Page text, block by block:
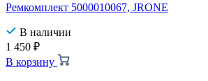
Ремкомплект 5000010067, JRONE
В наличии
1 450 ₽
В корзину